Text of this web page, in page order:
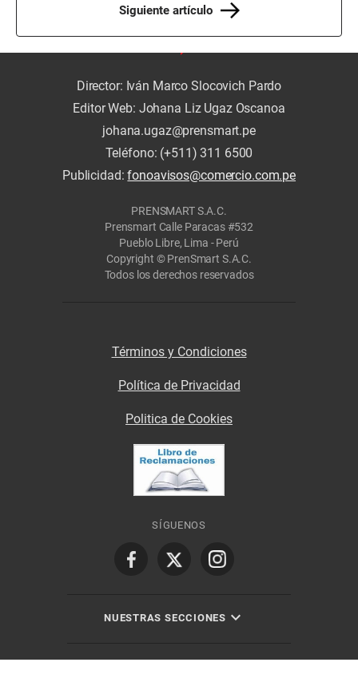
Siguiente artículo
Director: Iván Marco Slocovich Pardo
Editor Web: Johana Liz Ugaz Oscanoa
johana.ugaz@prensmart.pe
Teléfono: (+511) 311 6500
Publicidad:fonoavisos@comercio.com.pe
PRENSMART S.A.C.
Prensmart Calle Paracas #532
Pueblo Libre, Lima - Perú
Copyright © PrenSmart S.A.C.
Todos los derechos reservados
Términos y Condiciones
Política de Privacidad
Politica de Cookies
SÍGUENOS
NUESTRAS SECCIONES